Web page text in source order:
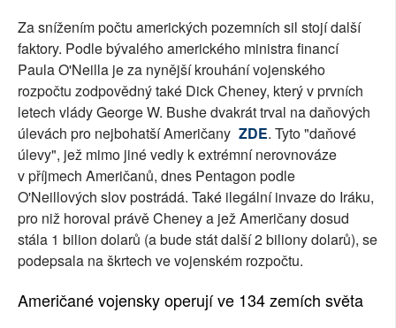
Za snížením počtu amerických pozemních sil stojí další
faktory. Podle bývalého amerického ministra financí
Paula O'Neilla je za nynější krouhání vojenského
rozpočtu zodpovědný také Dick Cheney, který v prvních
letech vlády George W. Bushe dvakrát trval na daňových
úlevách pro nejbohatší Američany ZDE. Tyto "daňové
úlevy", jež mimo jiné vedly k extrémní nerovnováze
v příjmech Američanů, dnes Pentagon podle
O'Neillových slov postrádá. Také ilegální invaze do Iráku,
pro niž horoval právě Cheney a jež Američany dosud
stála 1 bilion dolarů (a bude stát další 2 biliony dolarů), se
podepsala na škrtech ve vojenském rozpočtu.
Američané vojensky operují ve 134 zemích světa